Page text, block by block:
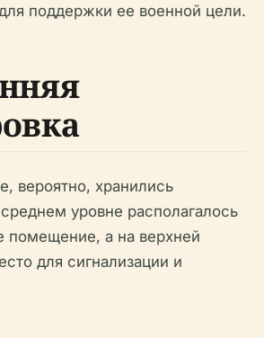
поддержки ее военной цели.
вероятно, хранились
уровне располагалось
помещение, а на верхней
для сигнализации и